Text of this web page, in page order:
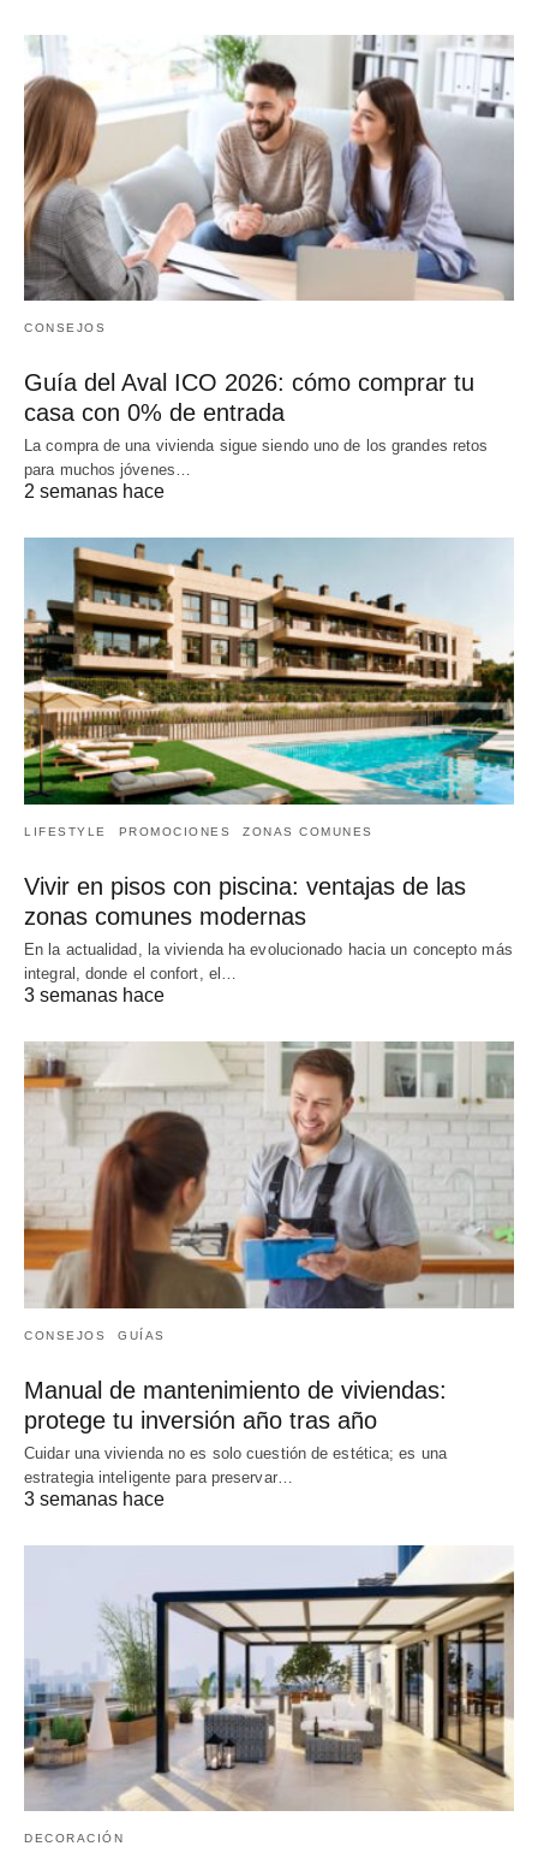
CONSEJOS
Guía del Aval ICO 2026: cómo comprar tu
casa con 0% de entrada
La compra de una vivienda sigue siendo uno de los grandes retos
para muchos jóvenes…
2 semanas hace
LIFESTYLE PROMOCIONES ZONAS COMUNES
Vivir en pisos con piscina: ventajas de las
zonas comunes modernas
En la actualidad, la vivienda ha evolucionado hacia un concepto más
integral, donde el confort, el…
3 semanas hace
CONSEJOS GUÍAS
Manual de mantenimiento de viviendas:
protege tu inversión año tras año
Cuidar una vivienda no es solo cuestión de estética; es una
estrategia inteligente para preservar…
3 semanas hace
DECORACIÓN